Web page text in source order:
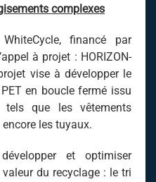
complexes
financé par
à projet : HORIZON-
vise à développer le
en boucle fermé issu
tels que les vêtements
les tuyaux.
et optimiser
du recyclage : le tri